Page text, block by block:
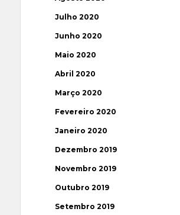
Julho 2020
Junho 2020
Maio 2020
Abril 2020
Março 2020
Fevereiro 2020
Janeiro 2020
Dezembro 2019
Novembro 2019
Outubro 2019
Setembro 2019